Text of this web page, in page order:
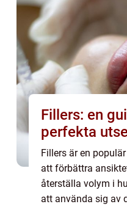
Fillers: en
perfekta
Fillers är en
att förbättra
återställa volym i
att använda sig av